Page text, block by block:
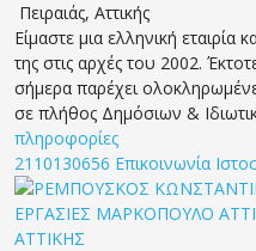
Πειραιάς, Αττικής
Είμαστε μια ελληνική
της στις αρχές του 2002.
σήμερα παρέχει
σε πλήθος Δημόσιων &
πληροφορίες
2110130656 Επικοινωνία